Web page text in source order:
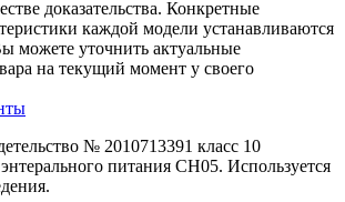
доказательства. Конкретные
каждой модели устанавливаются
можете уточнить актуальные
на текущий момент у своего
№ 2010713391 класс 10
питания СН05. Используется